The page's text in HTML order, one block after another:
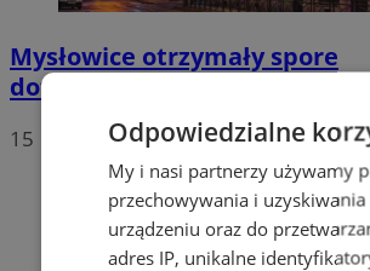
Mysłowice otrzymały spore
dofinansowanie z WFOŚiGW
15 Odpowiedzialne
My i nasi partnerzy używamy
przechowywania i
urządzeniu oraz do
adres IP, unikalne